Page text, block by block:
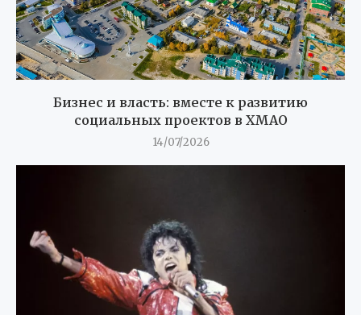
Бизнес и власть: вместе к развитию
социальных проектов в ХМАО
14/07/2026